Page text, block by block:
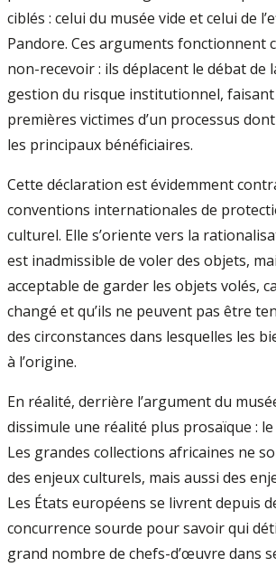
ciblés : celui du musée vide et celui de
Pandore. Ces arguments fonctionnent
non-recevoir : ils déplacent le débat de
gestion du risque institutionnel, faisant
premières victimes d’un processus
les principaux bénéficiaires.
Cette déclaration est évidemment
conventions internationales de
culturel. Elle s’oriente vers la
est inadmissible de voler des objets,
acceptable de garder les objets volés,
changé et qu’ils ne peuvent pas être
des circonstances dans lesquelles les
à l’origine.
En réalité, derrière l’argument du
dissimule une réalité plus prosaïque :
Les grandes collections africaines ne
des enjeux culturels, mais aussi des
Les États européens se livrent depuis
concurrence sourde pour savoir qui
grand nombre de chefs-d’œuvre dans